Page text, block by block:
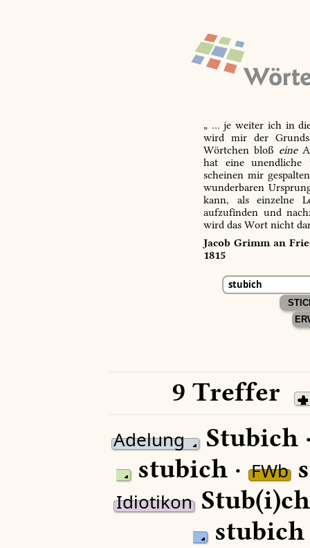
„ … je weiter ich in
wird mir der
Wörtchen bloß eine
hat eine unendliche
scheinen mir
wunderbaren
kann, als einzelne
aufzufinden und
wird das Wort nicht
Jacob Grimm an
1815
9 Treffer
Adelung Stubich
stubich · FWb
Idiotikon
stubich